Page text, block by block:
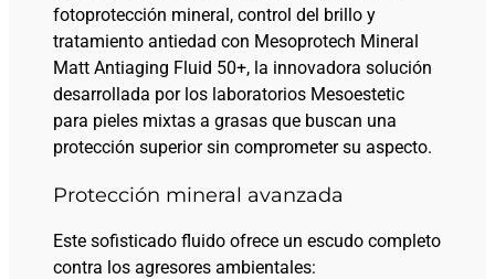
fotoprotección mineral, control del brillo y
tratamiento antiedad con Mesoprotech Mineral
Matt Antiaging Fluid 50+, la innovadora solución
desarrollada por los laboratorios Mesoestetic
para pieles mixtas a grasas que buscan una
protección superior sin comprometer su aspecto.
Protección mineral avanzada
Este sofisticado fluido ofrece un escudo completo
contra los agresores ambientales: